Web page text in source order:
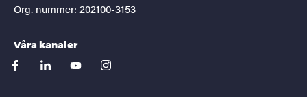
Org. nummer: 202100-3153
Våra kanaler
facebooklinkedinyoutubeinstagram